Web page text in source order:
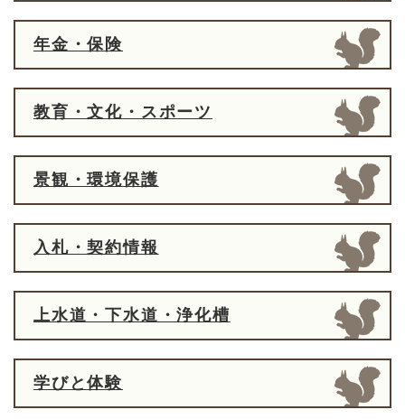
年金・保険
教育・文化・スポーツ
景観・環境保護
入札・契約情報
上水道・下水道・浄化槽
学びと体験